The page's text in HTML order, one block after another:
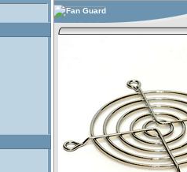
Fan Guard